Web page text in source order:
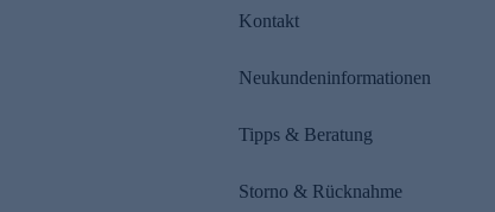
Kontakt
Neukundeninformationen
Tipps & Beratung
Storno & Rücknahme